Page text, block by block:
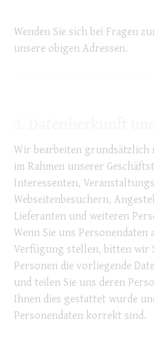
Wenden Sie sich bei Fragen
unsere obigen Adressen.
Wir bearbeiten grundsätzlich
im Rahmen unserer
Interessenten,
Webseitenbesuchern,
Lieferanten und weiteren
Wenn Sie uns
Verfügung stellen, bitten wir
Personen die vorliegende
und teilen Sie uns deren
Ihnen dies gestattet wurde
Personendaten korrekt sind.